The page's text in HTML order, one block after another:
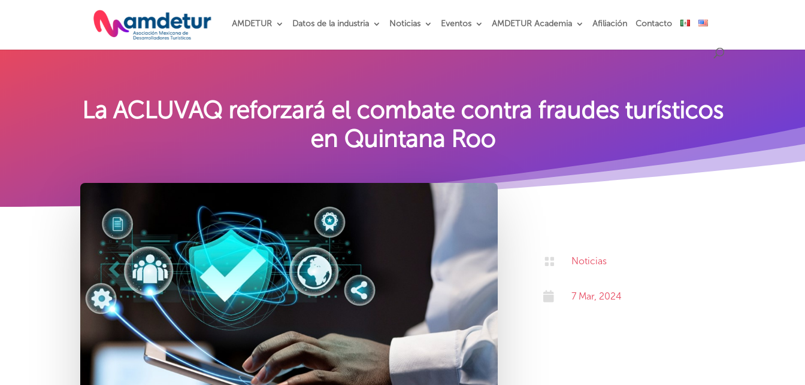
AMDETUR Datos de la industria Noticias Eventos AMDETUR Academia Afiliación Contacto
La ACLUVAQ reforzará el combate contra fraudes turísticos
en Quintana Roo
 Noticias
 7 Mar, 2024